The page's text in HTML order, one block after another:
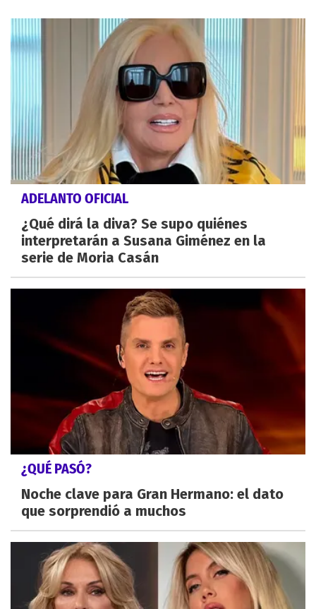
ADELANTO OFICIAL
¿Qué dirá la diva? Se supo quiénes
interpretarán a Susana Giménez en la
serie de Moria Casán
¿QUÉ PASÓ?
Noche clave para Gran Hermano: el dato
que sorprendió a muchos